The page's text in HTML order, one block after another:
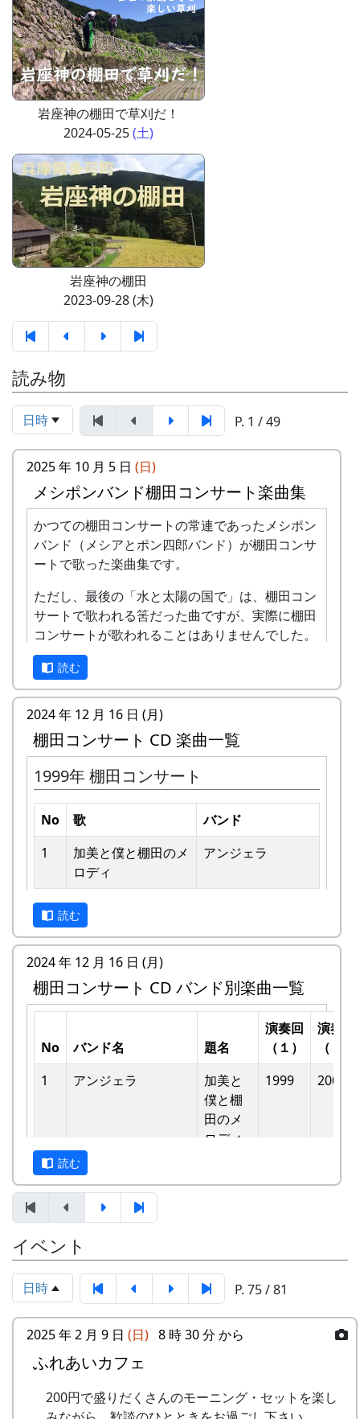
岩座神の棚田で草刈だ！
2024-05-25(土)
岩座神の棚田
2023-09-28 (木)
読み物
日時 P. 1 / 49
2025 年 10 月 5 日 (日)
メシポンバンド棚田コンサート楽曲集
かつての棚田コンサートの常連であったメシポン
バンド（メシアとポン四郎バンド）が棚田コンサ
ートで歌った楽曲集です。
ただし、最後の「水と太陽の国で」は、棚田コン
サートで歌われる筈だった曲ですが、実際に棚田
コンサートが歌われることはありませんでした。
棚田のうた ～ふるさと加美の里へ～
私達メシポンバンドが若い頃連続出場を果たして
ガーの“坂庭省悟さん”を始め審査員の方が見守る
中、毎年優秀バンドが表彰されました。
私達は、この「棚田のうた ～ふるさと加美の里
へ～」で出場した年、“２位”に入ることができま
した。賞品は何と！「地元産の卵、半年分」でし
田んぼの真ん中で山積みの卵の箱を受け取り、バ
ンドメンバーで分けて持って帰ろうとしてたら、
他のバンドに目茶苦茶うらやましがられたのを覚
しばらくメンバーのお家では、おいしい“たまご
かけごはん”や“卵料理”を味わうことができ、「音
楽やっててよかったなあ」と思った瞬間でした
～。 (ポン四郎）
棚田のイネに
読む
2024 年 12 月 16 日 (月)
棚田コンサート CD 楽曲一覧
1999年 棚田コンサート
No 歌
バンド
1
加美と僕と棚⽥のメ
ロディ
アンジェラ
2 歌おうみんなで
3
ワンス・アンド・フ
4 僕の中のふるさと
H CORPORATION
5
棚⽥のイネに
メシアとポン四郎
バンド
メシアとポン四郎
バンド
7
棚⽥の⾵
この町で
10
帰ってきたよ
H CORPORATION
11
帰郷〜2000〜9⽉吉
⽇
三畳⼀間
読む
2024 年 12 月 16 日 (月)
棚田コンサート CD バンド別楽曲一覧
No バンド名 題名
演奏回
（１）
演奏回
（２）
1
アンジェラ
加美と
僕と棚
⽥のメ
ロディ
1999 2002
- アンジェラ
⽥の中
- アンジェラ
⾵
- アンジェラ
棚⽥の
ステー
ジへ
1999
- アンジェラ
読む
イベント
日時 P. 75 / 81
2025 年 2 月 9 日 (日) 8 時 30 分 から
ふれあいカフェ
200円で盛りだくさんのモーニング・セットを楽し